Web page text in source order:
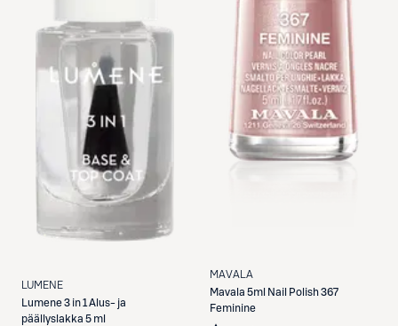
LUMENE
Lumene3 in 1 Alus- ja
päällyslakka 5 ml
MAVALA
Mavala 5ml Nail Polish 367
Feminine